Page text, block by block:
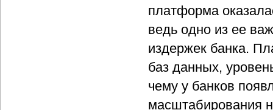
платформа
ведь одно из ее
издержек банка.
баз данных,
чему у банков
масштабирования